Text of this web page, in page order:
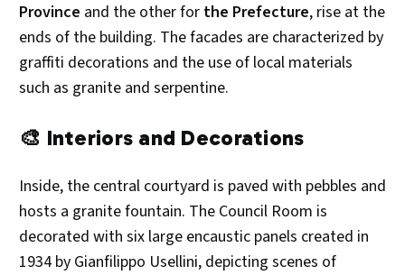
Province and the other for the Prefecture, rise at the
ends of the building. The facades are characterized by
graffiti decorations and the use of local materials
such as granite and serpentine.
🎨 Interiors and Decorations
Inside, the central courtyard is paved with pebbles and
hosts a granite fountain. The Council Room is
decorated with six large encaustic panels created in
1934 by Gianfilippo Usellini, depicting scenes of